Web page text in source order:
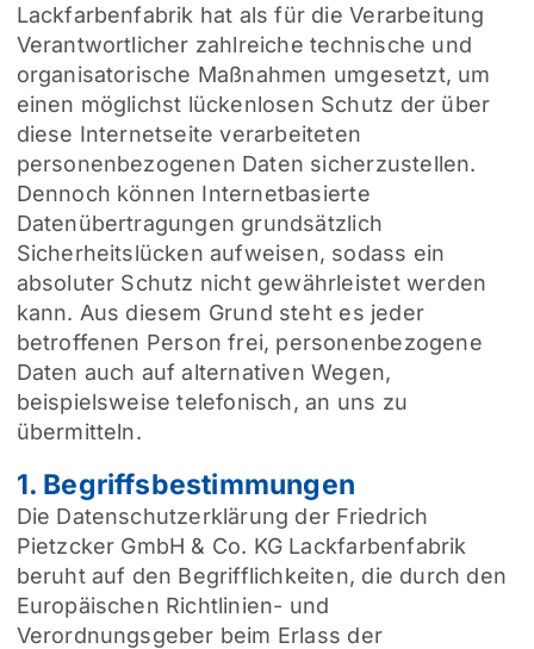
Lackfarbenfabrik hat als für die Verarbeitung
Verantwortlicher zahlreiche technische und
organisatorische Maßnahmen umgesetzt, um
einen möglichst lückenlosen Schutz der über
diese Internetseite verarbeiteten
personenbezogenen Daten sicherzustellen.
Dennoch können Internetbasierte
Datenübertragungen grundsätzlich
Sicherheitslücken aufweisen, sodass ein
absoluter Schutz nicht gewährleistet werden
kann. Aus diesem Grund steht es jeder
betroffenen Person frei, personenbezogene
Daten auch auf alternativen Wegen,
beispielsweise telefonisch, an uns zu
übermitteln.
1. Begriffsbestimmungen
Die Datenschutzerklärung der Friedrich
Pietzcker GmbH & Co. KG Lackfarbenfabrik
beruht auf den Begrifflichkeiten, die durch den
Europäischen Richtlinien- und
Verordnungsgeber beim Erlass der